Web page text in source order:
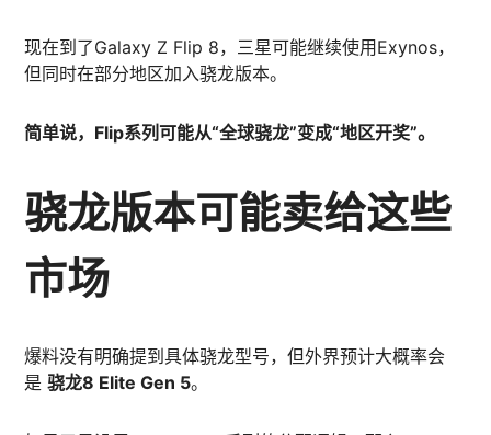
现在到了Galaxy Z Flip 8，三星可能继续使用Exynos，
但同时在部分地区加入骁龙版本。
简单说，Flip系列可能从“全球骁龙”变成“地区开奖”。
骁龙版本可能卖给这些
市场
爆料没有明确提到具体骁龙型号，但外界预计大概率会
是骁龙8 Elite Gen 5。